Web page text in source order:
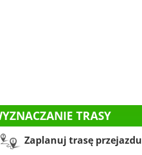
TRASY
Zaplanuj trasę przejazdu